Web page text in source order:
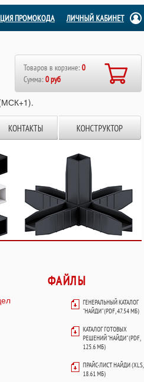
ЛИЧНЫЙ КАБИНЕТ
ПРОМОКОДА
Товаров в корзине:0
Сумма:0 руб
КОНТАКТЫ КОНСТРУКТОР
ФАЙЛЫ
ГЕНЕРАЛЬНЫЙ КАТАЛОГ
"НАЙДИ" (PDF, 47.54 МБ)
КАТАЛОГ ГОТОВЫХ
РЕШЕНИЙ "НАЙДИ" (PDF,
125.6 МБ)
ПРАЙС-ЛИСТ НАЙДИ (XLS,
18.61 МБ)